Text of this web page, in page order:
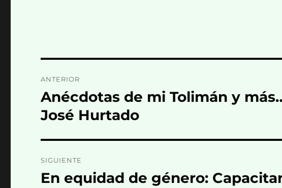
de
entradas
ANTERIOR
Entrada
anterior:
Anécdotas de mi Tolimán y
José Hurtado
SIGUIENTE
Entrada
En equidad de género: